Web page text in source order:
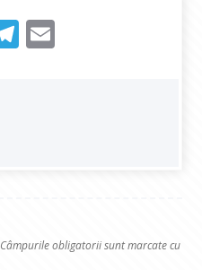
Te
Câmpurile obligatorii sunt marcate cu